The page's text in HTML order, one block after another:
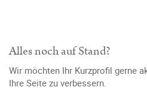
Alles noch auf Stand?
Wir möchten Ihr Kurzprofil gerne
Ihre Seite zu verbessern.